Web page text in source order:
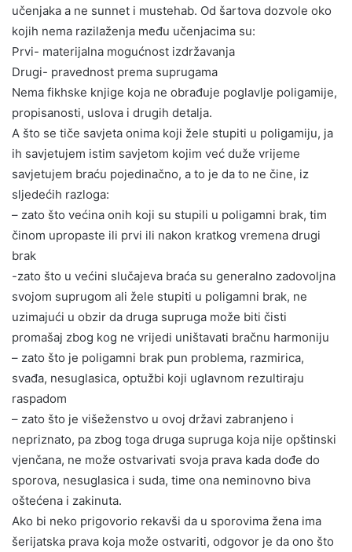
učenjaka a ne sunnet i mustehab. Od šartova dozvole oko
kojih nema razilaženja među učenjacima su:
Prvi- materijalna mogućnost izdržavanja
Drugi- pravednost prema suprugama
Nema fikhske knjige koja ne obrađuje poglavlje poligamije,
propisanosti, uslova i drugih detalja.
A što se tiče savjeta onima koji žele stupiti u poligamiju, ja
ih savjetujem istim savjetom kojim već duže vrijeme
savjetujem braću pojedinačno, a to je da to ne čine, iz
sljedećih razloga:
– zato što većina onih koji su stupili u poligamni brak, tim
činom upropaste ili prvi ili nakon kratkog vremena drugi
brak
-zato što u većini slučajeva braća su generalno zadovoljna
svojom suprugom ali žele stupiti u poligamni brak, ne
uzimajući u obzir da druga supruga može biti čisti
promašaj zbog kog ne vrijedi uništavati bračnu harmoniju
– zato što je poligamni brak pun problema, razmirica,
svađa, nesuglasica, optužbi koji uglavnom rezultiraju
raspadom
– zato što je višeženstvo u ovoj državi zabranjeno i
nepriznato, pa zbog toga druga supruga koja nije opštinski
vjenčana, ne može ostvarivati svoja prava kada dođe do
sporova, nesuglasica i suda, time ona neminovno biva
oštećena i zakinuta.
Ako bi neko prigovorio rekavši da u sporovima žena ima
šerijatska prava koja može ostvariti, odgovor je da ono što